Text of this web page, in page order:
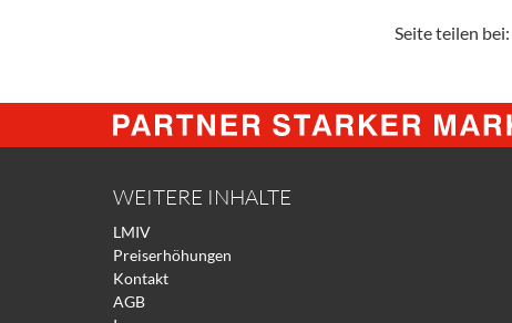
Seite teilen bei:
WEITERE INHALTE
LMIV
Preiserhöhungen
Kontakt
AGB